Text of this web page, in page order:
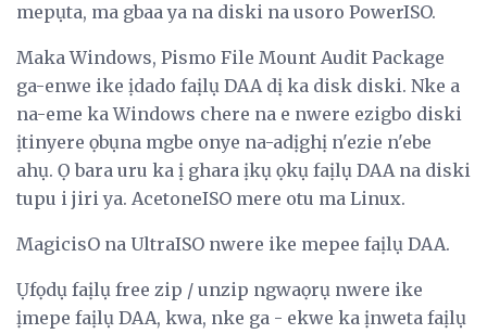
mepụta, ma gbaa ya na diski na usoro PowerISO.
Maka Windows, Pismo File Mount Audit Package
ga-enwe ike ịdado faịlụ DAA dị ka disk diski. Nke a
na-eme ka Windows chere na e nwere ezigbo diski
ịtinyere ọbụna mgbe onye na-adịghị n'ezie n'ebe
ahụ. Ọ bara uru ka ị ghara ịkụ ọkụ faịlụ DAA na diski
tupu i jiri ya. AcetoneISO mere otu ma Linux.
MagicisO na UltraISO nwere ike mepee faịlụ DAA.
Ụfọdụ faịlụ free zip / unzip ngwaọrụ nwere ike
ịmepe faịlụ DAA, kwa, nke ga - ekwe ka ịnweta faịlụ